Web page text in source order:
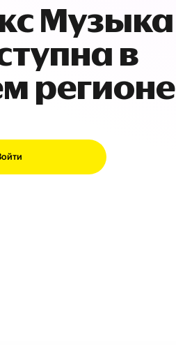
Музыка
в
регионе